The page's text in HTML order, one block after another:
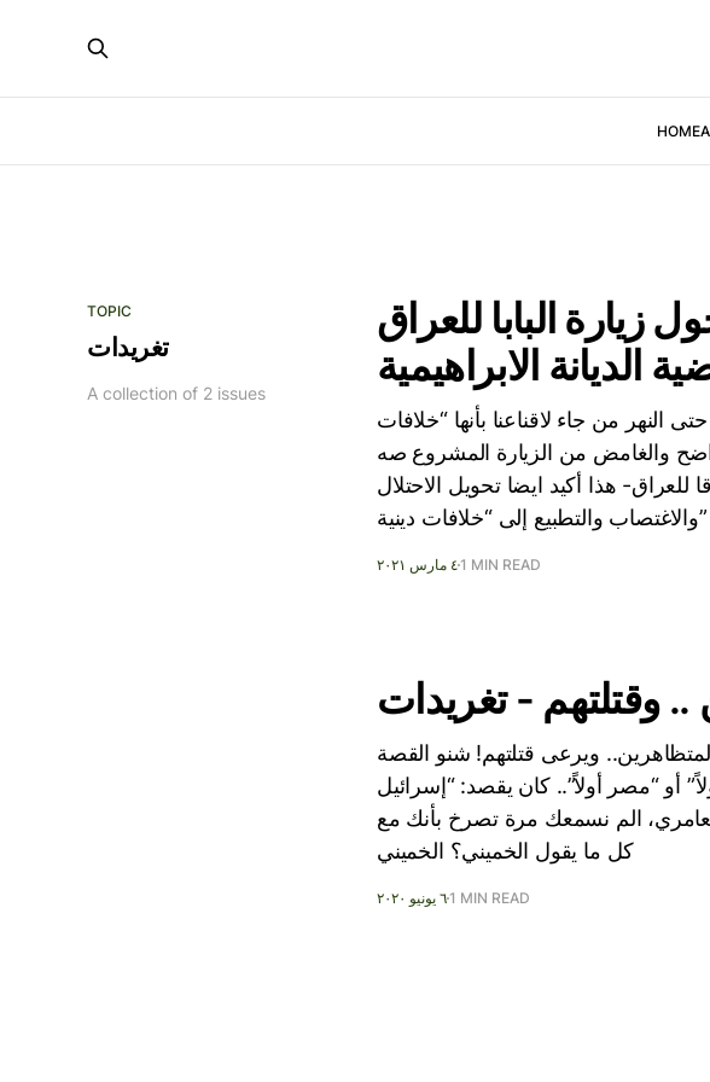
HOME
TOPIC
تغريدات
A collection of 2 issues
البابا للعراق
الديانة الابراهيمية
النهر من جاء لاقناعنا بأنها “خلافات
والغامض من الزيارة المشروع صه
للعراق- هذا أكيد ايضا تحويل الاحتلال
والاغتصاب والتطبيع إلى “خلافات دينية”
٤ مارس ٢٠٢١1 MIN READ
وقتلتهم - تغريدات
.. يرعى المتظاهرين.. ويرعى قتلتهم! شنو القصة
أو “مصر أولاً”.. كان يقصد: “إسرائيل
الم نسمعك مرة تصرخ بأنك مع
كل ما يقول الخميني؟ الخميني
٦ يونيو ٢٠٢٠1 MIN READ